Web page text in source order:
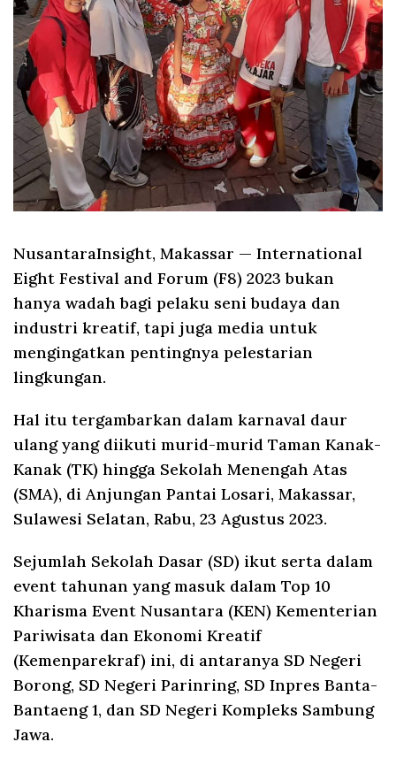
NusantaraInsight, Makassar — International
Eight Festival and Forum (F8) 2023 bukan
hanya wadah bagi pelaku seni budaya dan
industri kreatif, tapi juga media untuk
mengingatkan pentingnya pelestarian
lingkungan.
Hal itu tergambarkan dalam karnaval daur
ulang yang diikuti murid-murid Taman Kanak-
Kanak (TK) hingga Sekolah Menengah Atas
(SMA), di Anjungan Pantai Losari, Makassar,
Sulawesi Selatan, Rabu, 23 Agustus 2023.
Sejumlah Sekolah Dasar (SD) ikut serta dalam
event tahunan yang masuk dalam Top 10
Kharisma Event Nusantara (KEN) Kementerian
Pariwisata dan Ekonomi Kreatif
(Kemenparekraf) ini, di antaranya SD Negeri
Borong, SD Negeri Parinring, SD Inpres Banta-
Bantaeng 1, dan SD Negeri Kompleks Sambung
Jawa.